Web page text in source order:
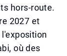
hors-route.
2027 et
où des